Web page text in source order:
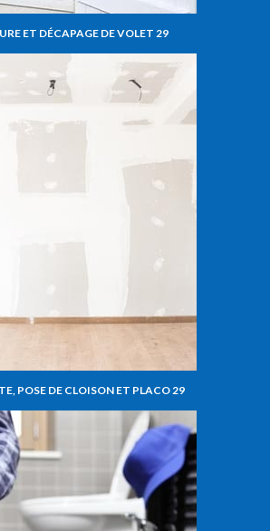
ET DÉCAPAGE DE VOLET 29
POSE DE CLOISON ET PLACO 29